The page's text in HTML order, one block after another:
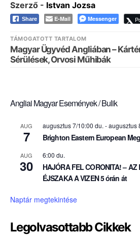
Szerző - Istvan Jozsa
Share E-Mail Messenger
TÁMOGATOTT TARTALOM
Magyar Ügyvéd Angliában –
Sérülések, Orvosi Műhibák
Angliai Magyar Események / Bulik
AUG
7
augusztus 7/10:00 du. -augusztus
Brighton Eastern European
AUG
30
6:00 du.
HAJÓRA FEL CORONITA! – AZ
ÉJSZAKA A VIZEN 5 órán át
Naptár megtekintése
Legolvasottabb Cikkek